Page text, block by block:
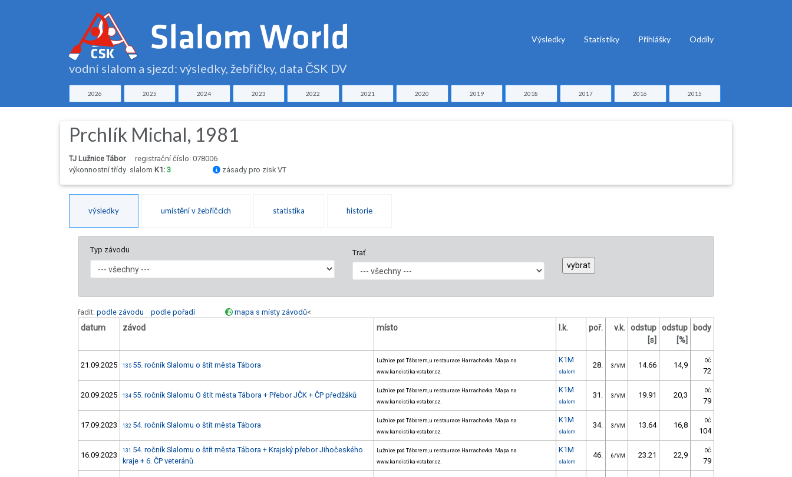
vodní slalom a sjezd: výsledky, žebříčky, data ČSK DV
Výsledky Statistiky Přihlášky Oddíly
2026 2025 2024 2023 2022 2021 2020 2019 2018 2017 2016 2015
Prchlík Michal, 1981
TJ Lužnice Tábor
registrační číslo: 078006
výkonnostní třídy slalom K1: 3 zásady pro zisk VT
výsledky umístění v žebříčcích statistika historie
Typ závodu Trať
řadit: podle závodu podle pořadí mapa s místy závodů<
datum závod místo l.k. poř. v.k. odstup
[s]
odstup
[%]
body
21.09.2025 135 55. ročník Slalomu o štít města Tábora
Lužnice pod Táborem, u restaurace Harrachovka. Mapa na
www.kanoistika-vstabor.cz.
K1M
slalom
28. 3/VM 14.66 14,9 OČ
72
20.09.2025 134 55. ročník Slalomu O štít města Tábora + Přebor JČK + ČP předžáků
Lužnice pod Táborem, u restaurace Harrachovka. Mapa na
www.kanoistika-vstabor.cz.
K1M
slalom
31. 3/VM 19.91 20,3 OČ
79
17.09.2023 132 54. ročník Slalomu o štít města Tábora
Lužnice pod Táborem, u restaurace Harrachovka. Mapa na
www.kanoistika-vstabor.cz.
K1M
slalom
34. 3/VM 13.64 16,8 OČ
104
16.09.2023 131 54. ročník Slalomu o štít města Tábora + Krajský přebor Jihočeského
kraje + 6. ČP veteránů
Lužnice pod Táborem, u restaurace Harrachovka. Mapa na
www.kanoistika-vstabor.cz.
K1M
slalom
46. 6/VM 23.21 22,9 OČ
79